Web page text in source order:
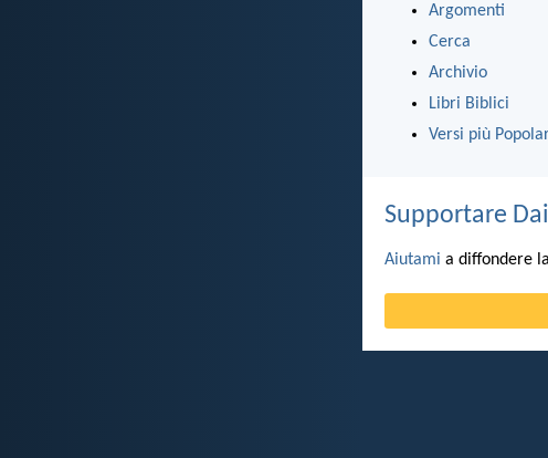
Argomenti
Cerca
Archivio
Libri Biblici
Versi più
Supportare
Aiutami a diffondere